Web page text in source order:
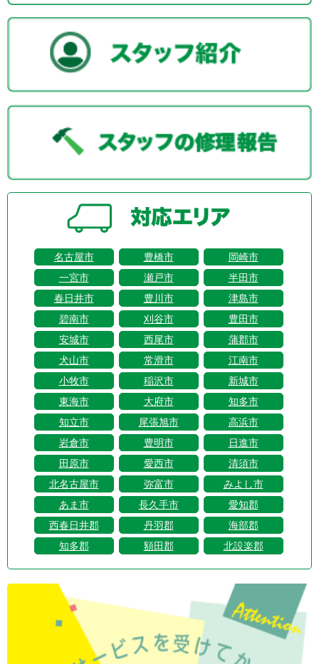
名古屋市 豊橋市
岡崎市
一宮市
瀬戸市
半田市
春日井市
豊川市
津島市
碧南市
刈谷市
豊田市
安城市
西尾市
蒲郡市
犬山市
常滑市
江南市
小牧市
稲沢市
新城市
東海市
大府市
知多市
知立市
尾張旭市
高浜市
岩倉市
豊明市
日進市
田原市
愛西市
清須市
北名古屋市
弥富市
みよし市
あま市
長久手市
愛知郡
西春日井郡
丹羽郡
海部郡
知多郡
額田郡 北設楽郡